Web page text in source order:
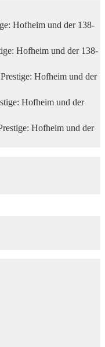
Hofheim und der 138-
Hofheim und der 138-
Hofheim und der
Hofheim und der
Hofheim und der